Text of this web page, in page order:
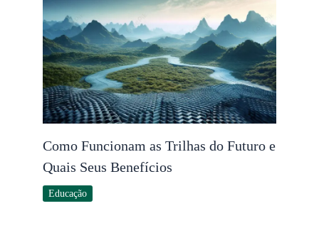
Como Funcionam as Trilhas do Futuro e
Quais Seus Benefícios
Educação